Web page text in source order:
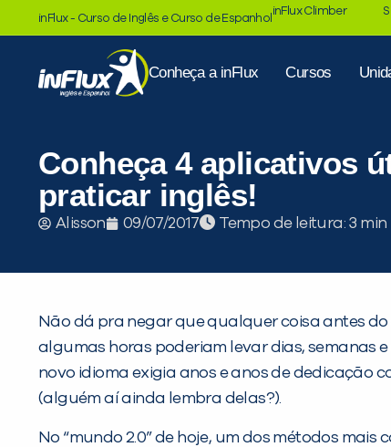
inFlux - Curso de Inglês e Curso de Espanhol
inFlux Climber
Conheça a inFlux Cursos
Conheça 4 aplicativos
praticar inglês!
Alisson 09/07/2017 Tempo de leitura:
Não dá pra negar que qualquer coisa antes
algumas horas poderiam levar dias, semanas
novo idioma exigia anos e anos de dedicação
(alguém aí ainda lembra delas?).
No “mundo 2.0” de hoje, um dos métodos